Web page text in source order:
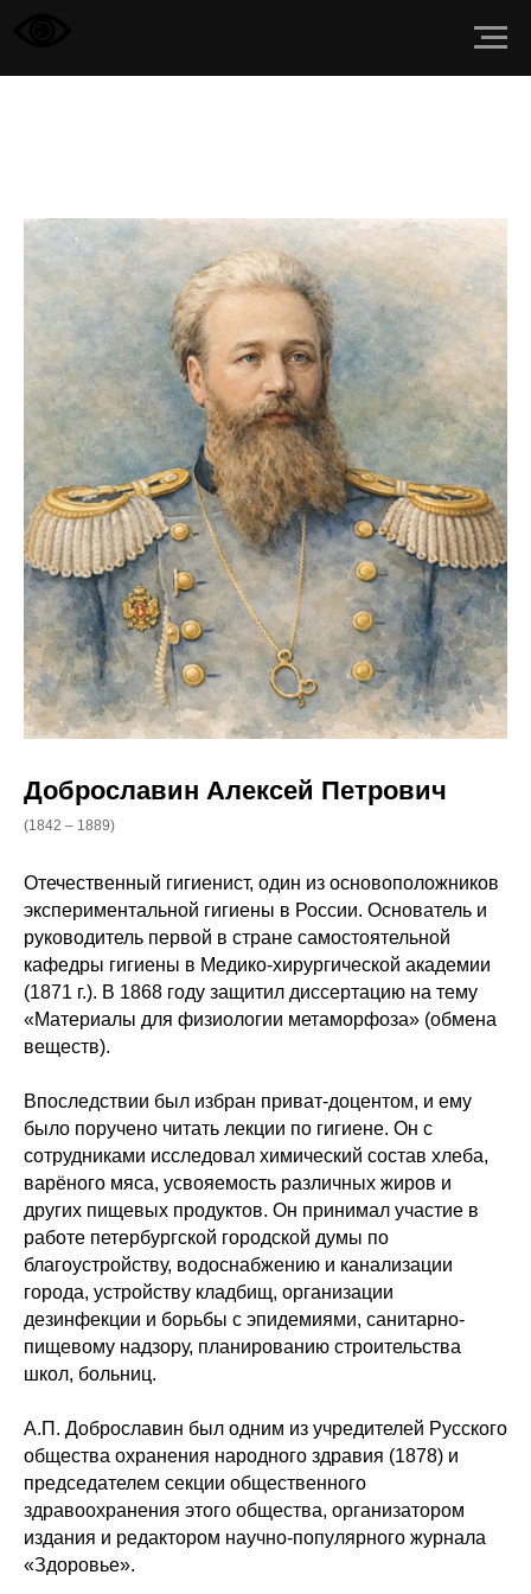
Доброславин Алексей Петрович
(1842 – 1889)
Отечественный гигиенист, один из основоположников
экспериментальной гигиены в России. Основатель и
руководитель первой в стране самостоятельной
кафедры гигиены в Медико-хирургической академии
(1871 г.). В 1868 году защитил диссертацию на тему
«Материалы для физиологии метаморфоза» (обмена
веществ).
Впоследствии был избран приват-доцентом, и ему
было поручено читать лекции по гигиене. Он с
сотрудниками исследовал химический состав хлеба,
варёного мяса, усвояемость различных жиров и
других пищевых продуктов. Он принимал участие в
работе петербургской городской думы по
благоустройству, водоснабжению и канализации
города, устройству кладбищ, организации
дезинфекции и борьбы с эпидемиями, санитарно-
пищевому надзору, планированию строительства
школ, больниц.
А.П. Доброславин был одним из учредителей Русского
общества охранения народного здравия (1878) и
председателем секции общественного
здравоохранения этого общества, организатором
издания и редактором научно-популярного журнала
«Здоровье».